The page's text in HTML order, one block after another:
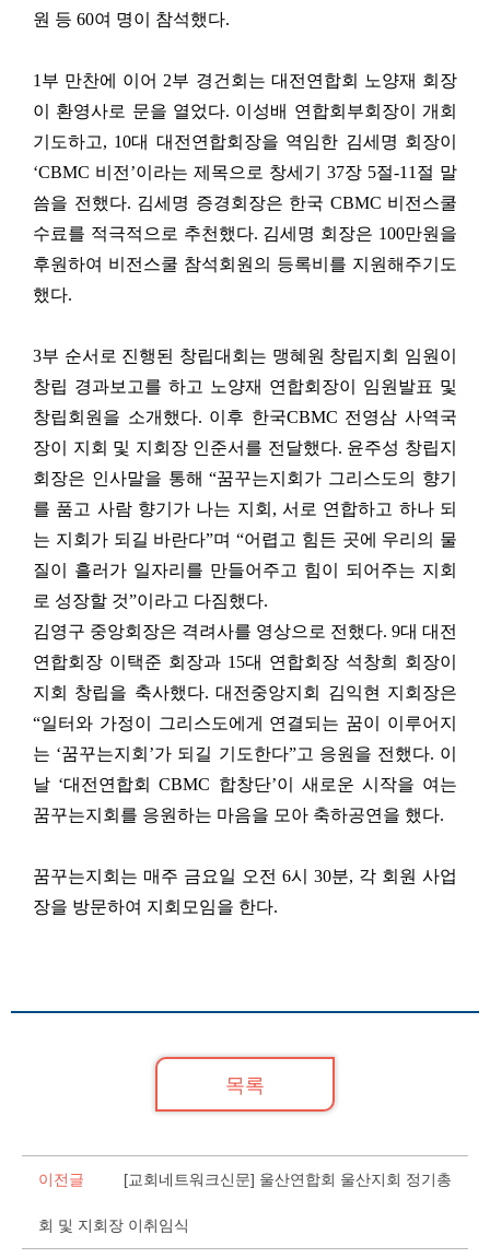
원 등 60여 명이 참석했다.
1 부 만찬에 이어 2부 경건회는 대전연합회 노양재 회장
이 환영사로 문을 열었다. 이성배 연합회부회장이 개회
기도하고, 10대 대전연합회장을 역임한 김세명 회장이
‘CBMC 비전 ’이라는 제목으로 창세기 37장 5절-11 절 말
씀을 전했다. 김세명 증경회장은 한국 CBMC 비전스쿨
수료를 적극적으로 추천했다. 김세명 회장은 100만원을
후원하여 비전스쿨 참석회원의 등록비를 지원해주기도
했다.
3부 순서로 진행된 창립대회는 맹혜원 창립지회 임원이
창립 경과보고를 하고 노양재 연합회장이 임원발표 및
창립회원을 소개했다. 이후 한국CBMC 전영삼 사역국
장이 지회 및 지회장 인준서를 전달했다. 윤주성 창립지
회장은 인사말을 통해“꿈꾸는지회가 그리스도의 향기
를 품고 사람 향기가 나는 지회 ,서로 연합하고 하나 되
는 지회가 되길 바란다”며 “어렵고 힘든 곳에 우리의 물
질이 흘러가 일자리를 만들어주고 힘이 되어주는 지회
로 성장할 것”이라고 다짐했다.
김영구 중앙회장은 격려사를 영상으로 전했다. 9대 대전
연합회장 이택준 회장과 15대 연합회장 석창희 회장이
지회 창립을 축사했다.대전중앙지회 김익현 지회장은
“일터와 가정이 그리스도에게 연결되는 꿈이 이루어지
는 ‘꿈꾸는지회 ’가 되길 기도한다”고 응원을 전했다. 이
날 ‘대전연합회CBMC 합창단’이 새로운 시작을 여는
꿈꾸는지회를 응원하는 마음을 모아 축하공연을 했다.
꿈꾸는지회는 매주 금요일 오전 6시 30분, 각 회원 사업
장을 방문하여 지회모임을 한다.
목록
이전글 [교회네트워크신문] 울산연합회 울산지회 정기총
회 및 지회장 이취임식